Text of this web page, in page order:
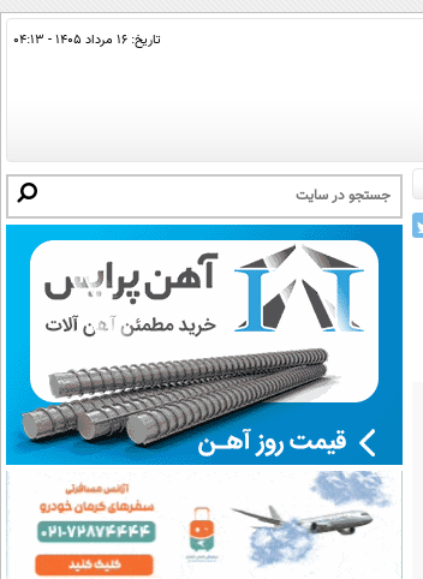
تاریخ: ۱۶ مرداد ۱۴۰۵ - ۰۴:۱۳